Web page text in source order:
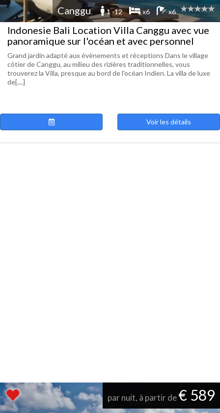
Canggu 1 -12 x6 x6
Indonesie Bali Location Villa Canggu avec vue
panoramique sur l'océan et avec personnel
Grand jardin adapté aux évènements et réceptions Dans le village
côtier de Canggu, au milieu des rizières traditionnelles, vous
trouverez la Villa, presque au bord de l'océan Indien. La villa de luxe
de[....]
Voir les détails
par nuit, à partir de€ 589